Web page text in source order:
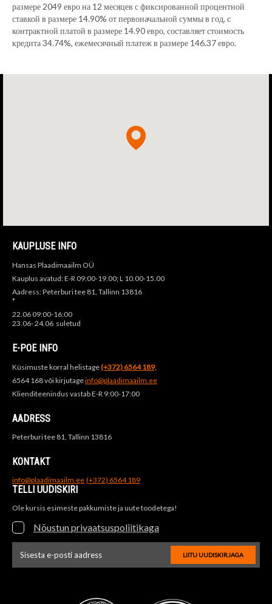
размере 2049 евро на 12 месяцев с фиксированной процентной
ставкой в размере 14.90% от первоначальной суммы в год, с
контрактной платой в размере 14.90 евро, составляет стоимость
кредита 34.74%, ежемесячный платеж в размере 146.37 евро.
KAUPLUSE INFO
Hansas Plaadimaailm OÜ
Kauplus avatud: E-R 09:00-19.00; L 10.00-15.00
Aadress: Peterburi tee 81, Tallinn 13816
*
22.06 09:00-16:00
23.06- 24.06 suletud
E-POE INFO
Küsimuste korral helistage(+372) 6564 189,
6564 168 või kirjutageinfo@plaadimaailm.ee
Klienditeenindus vastab E-R 9:00-17:00
AADRESS
Peterburi tee 81, Tallinn 13816
KONTAKT
info@plaadimaailm.ee (+372) 6564 189
TELLI UUDISKIRI
Ole kursis esimeste pakkumiste ja uute toodetega!
Nõustun privaatsuspoliitikaga
LIITU UUDISKIRJAGA